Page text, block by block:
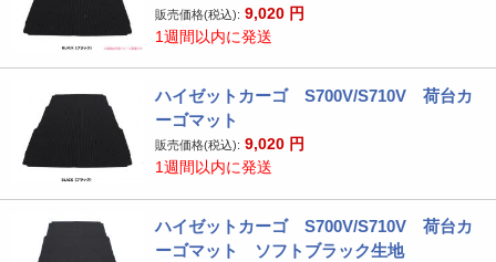
販売価格(税込): 9,020 円
1週間以内に発送
ハイゼットカーゴ S700V/S710V 荷台カ
ーゴマット
販売価格(税込): 9,020 円
1週間以内に発送
ハイゼットカーゴ S700V/S710V 荷台カ
ーゴマット ソフトブラック生地